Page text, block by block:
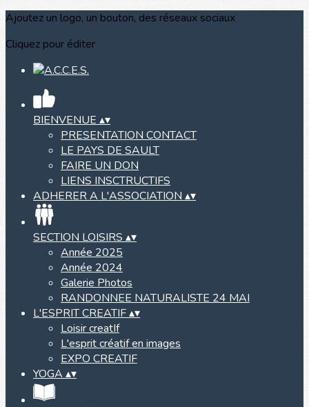
Ajoutez un logo, un bouton, des réseaux sociaux
Cliquez pour éditer
BIENVENUE ▴▾
PRESENTATION CONTACT
LE PAYS DE SAULT
FAIRE UN DON
LIENS INSCTRUCTIFS
ADHERER A L'ASSOCIATION ▴▾
SECTION LOISIRS ▴▾
Année 2025
Année 2024
Galerie Photos
RANDONNEE NATURALISTE 24 MAI
L'ESPRIT CREATIF▴▾
Loisir creatIf
L'esprit créatif en images
EXPO CREATIF
YOGA ▴▾